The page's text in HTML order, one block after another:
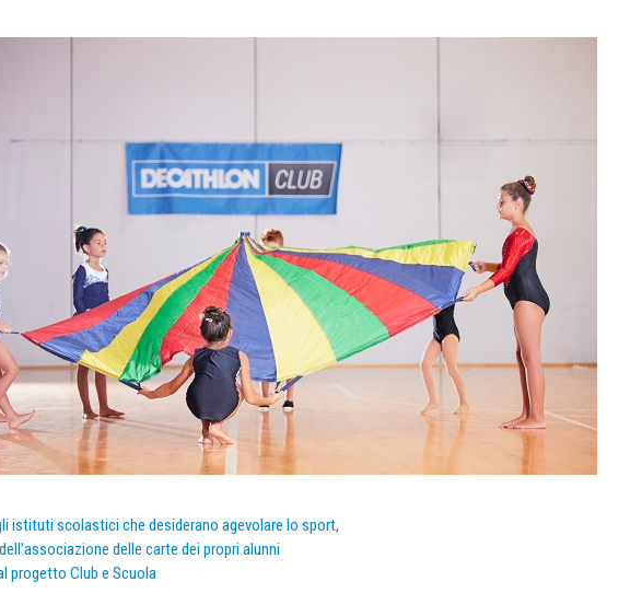
istituti scolastici che desiderano agevolare lo sport,
delle carte dei propri alunni
progetto Club e Scuola